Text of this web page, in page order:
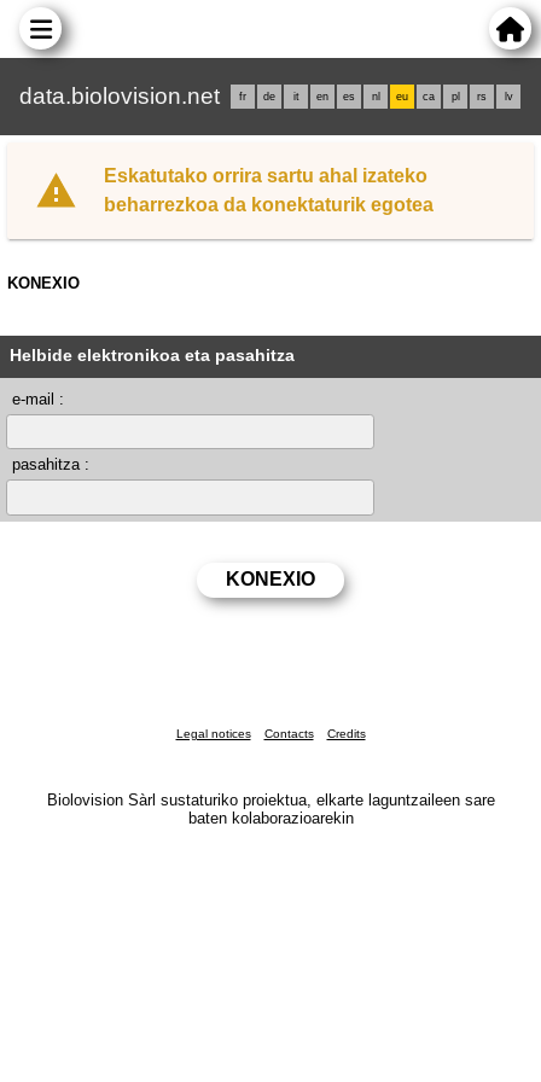
data.biolovision.net fr de it en es nl eu ca pl rs lv
Eskatutako orrira sartu ahal izateko
beharrezkoa da konektaturik egotea
KONEXIO
Helbide elektronikoa eta pasahitza
e-mail :
pasahitza :
Legal notices Contacts Credits
Biolovision Sàrl sustaturiko proiektua, elkarte laguntzaileen sare
baten kolaborazioarekin